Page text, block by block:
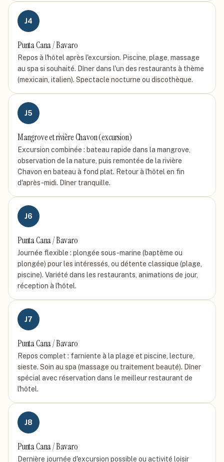
J4
Punta Cana / Bavaro
Repos à l'hôtel après l'excursion. Piscine, plage, massage
au spa si souhaité. Dîner dans l'un des restaurants à thème
(mexicain, italien). Spectacle nocturne ou discothèque.
J5
Mangrove et rivière Chavon (excursion)
Excursion combinée : bateau rapide dans la mangrove,
observation de la nature, puis remontée de la rivière
Chavon en bateau à fond plat. Retour à l'hôtel en fin
d'après-midi. Dîner tranquille.
J6
Punta Cana / Bavaro
Journée flexible : plongée sous-marine (baptême ou
plongée) pour les intéressés, ou détente classique (plage,
piscine). Variété dans les restaurants, animations de jour,
réception à l'hôtel.
J7
Punta Cana / Bavaro
Repos complet : farniente à la plage et piscine, lecture,
sieste. Soin au spa (massage ou traitement beauté). Dîner
spécial avec réservation dans le meilleur restaurant de
l'hôtel.
J8
Punta Cana / Bavaro
Dernière journée d'excursion possible ou activité loisir